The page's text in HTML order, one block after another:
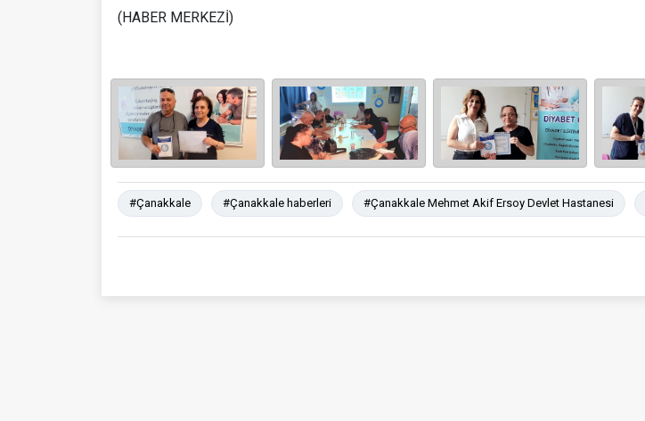
(HABER MERKEZİ)
#Çanakkale #Çanakkale haberleri #Çanakkale Mehmet Akif Ersoy Devlet Hastanesi